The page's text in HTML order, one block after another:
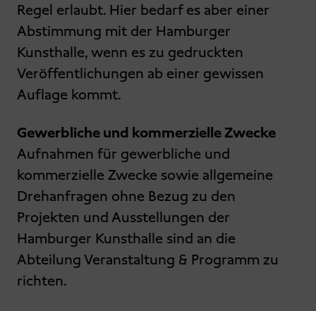
Regel erlaubt. Hier bedarf es aber einer
Abstimmung mit der Hamburger
Kunsthalle, wenn es zu gedruckten
Veröffentlichungen ab einer gewissen
Auflage kommt.
Gewerbliche und kommerzielle Zwecke
Aufnahmen für gewerbliche und
kommerzielle Zwecke sowie allgemeine
Drehanfragen ohne Bezug zu den
Projekten und Ausstellungen der
Hamburger Kunsthalle sind an die
Abteilung Veranstaltung & Programm zu
richten.